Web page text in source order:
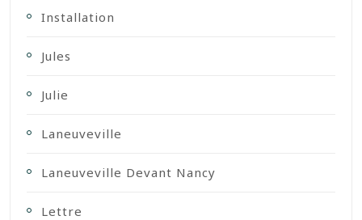
Installation
Jules
Julie
Laneuveville
Laneuveville Devant Nancy
Lettre